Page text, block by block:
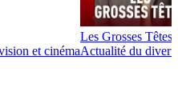
et cinéma
Les Grosses Têtes
Actualité du